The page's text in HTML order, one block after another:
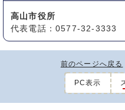
高山市役所
代表電話：0577-32-3333
前のページへ戻る
PC表示